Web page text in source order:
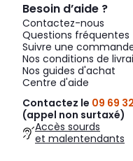
Besoin d’aide ?
Contactez-nous
Questions fréquentes
Suivre une
Nos conditions de
Nos guides d'achat
Centre d'aide
Contactez le 09 69
(appel non surtaxé)
Accès sourds
et malentendants